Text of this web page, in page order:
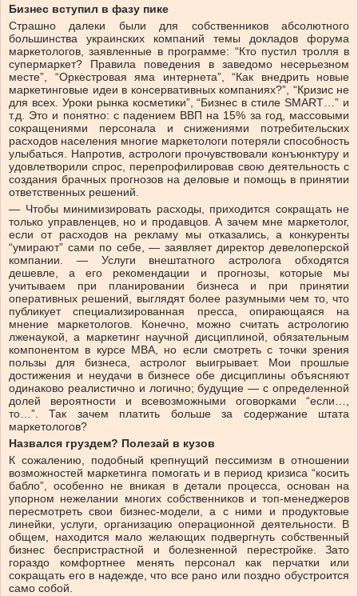
Бизнес вступил в фазу пике
Страшно далеки были для собственников абсолютного
большинства украинских компаний темы докладов форума
маркетологов, заявленные в программе: “Кто пустил тролля в
супермаркет? Правила поведения в заведомо несерьезном
месте”, “Оркестровая яма интернета”, “Как внедрить новые
маркетинговые идеи в консервативных компаниях?”, “Кризис не
для всех. Уроки рынка косметики”, “Бизнес в стиле SMART…” и
т.д. Это и понятно: с падением ВВП на 15% за год, массовыми
сокращениями персонала и снижениями потребительских
расходов населения многие маркетологи потеряли способность
улыбаться. Напротив, астрологи прочувствовали конъюнктуру и
удовлетворили спрос, перепрофилировав свою деятельность с
создания брачных прогнозов на деловые и помощь в принятии
ответственных решений.
— Чтобы минимизировать расходы, приходится сокращать не
только управленцев, но и продавцов. А зачем мне маркетолог,
если от расходов на рекламу мы отказались, а конкуренты
“умирают” сами по себе, — заявляет директор девелоперской
компании. — Услуги внештатного астролога обходятся
дешевле, а его рекомендации и прогнозы, которые мы
учитываем при планировании бизнеса и при принятии
оперативных решений, выглядят более разумными чем то, что
публикует специализированная пресса, опирающаяся на
мнение маркетологов. Конечно, можно считать астрологию
лженаукой, а маркетинг научной дисциплиной, обязательным
компонентом в курсе МВА, но если смотреть с точки зрения
пользы для бизнеса, астролог выигрывает. Мои прошлые
достижения и неудачи в бизнесе обе дисциплины объясняют
одинаково реалистично и логично; будущие — с определенной
долей вероятности и всевозможными оговорками “если…,
то…”. Так зачем платить больше за содержание штата
маркетологов?
Назвался груздем? Полезай в кузов
К сожалению, подобный крепнущий пессимизм в отношении
возможностей маркетинга помогать и в период кризиса “косить
бабло”, особенно не вникая в детали процесса, основан на
упорном нежелании многих собственников и топ-менеджеров
пересмотреть свои бизнес-модели, а с ними и продуктовые
линейки, услуги, организацию операционной деятельности. В
общем, находится мало желающих подвергнуть собственный
бизнес беспристрастной и болезненной перестройке. Зато
гораздо комфортнее менять персонал как перчатки или
сокращать его в надежде, что все рано или поздно обустроится
само собой.